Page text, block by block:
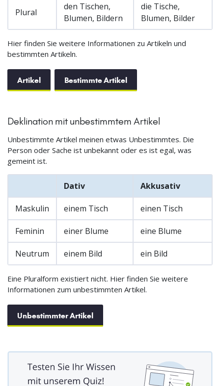
Plural
den Tischen,
Blumen, Bildern
die Tische,
Blumen, Bilder
Hier finden Sie weitere Informationen zu Artikeln und
bestimmten Artikeln.
Artikel Bestimmte Artikel
Deklination mit unbestimmtem Artikel
Unbestimmte Artikel meinen etwas Unbestimmtes. Die
Person oder Sache ist unbekannt oder es ist egal, was
gemeint ist.
Dativ Akkusativ
Maskulin einem Tisch einen Tisch
Feminin einer Blume eine Blume
Neutrum einem Bild ein Bild
Eine Pluralform existiert nicht. Hier finden Sie weitere
Informationen zum unbestimmten Artikel.
Unbestimmter Artikel